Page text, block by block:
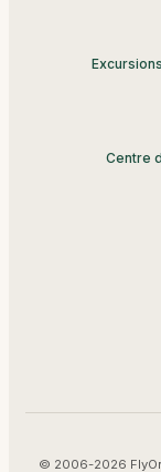
Centre
© 2006-2026